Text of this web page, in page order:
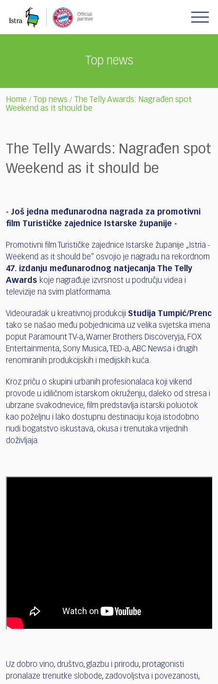
note:
Top news
Home / Top news /
The Telly Awards: Nagrađen spot
Weekend as it should be
The Telly Awards: Nagrađen spot
Weekend as it should be
- Još jedna međunarodna nagrada za promotivni
film Turističke zajednice Istarske županije -
Promotivni film Turističke zajednice Istarske županije „Istria -
Weekend as it should be” osvojio je nagradu na rekordnom
47. izdanju međunarodnog natjecanja The Telly
Awards koje nagrađuje izvrsnost u području videa i
televizije na svim platformama.
Videouradak u kreativnoj produkciji Studija Tumpić/Prenc
tako se našao među pobjednicima uz velika svjetska imena
poput Paramount TV-a, Warner Brothers Discoveryja, FOX
Entertainmenta, Sony Musica, TED-a, ABC Newsa i drugih
renomiranih produkcijskih i medijskih kuća.
Kroz priču o skupini urbanih profesionalaca koji vikend
provode u idiličnom istarskom okruženju, daleko od stresa i
ubrzane svakodnevice, film predstavlja istarski poluotok
kao poželjnu i lako dostupnu destinaciju koja istodobno
nudi bogatstvo iskustava, okusa i trenutaka vrijednih
doživljaja.
Uz dobro vino, društvo, glazbu i prirodu, protagonisti
pronalaze trenutke slobode, zadovoljstva i povezanosti,